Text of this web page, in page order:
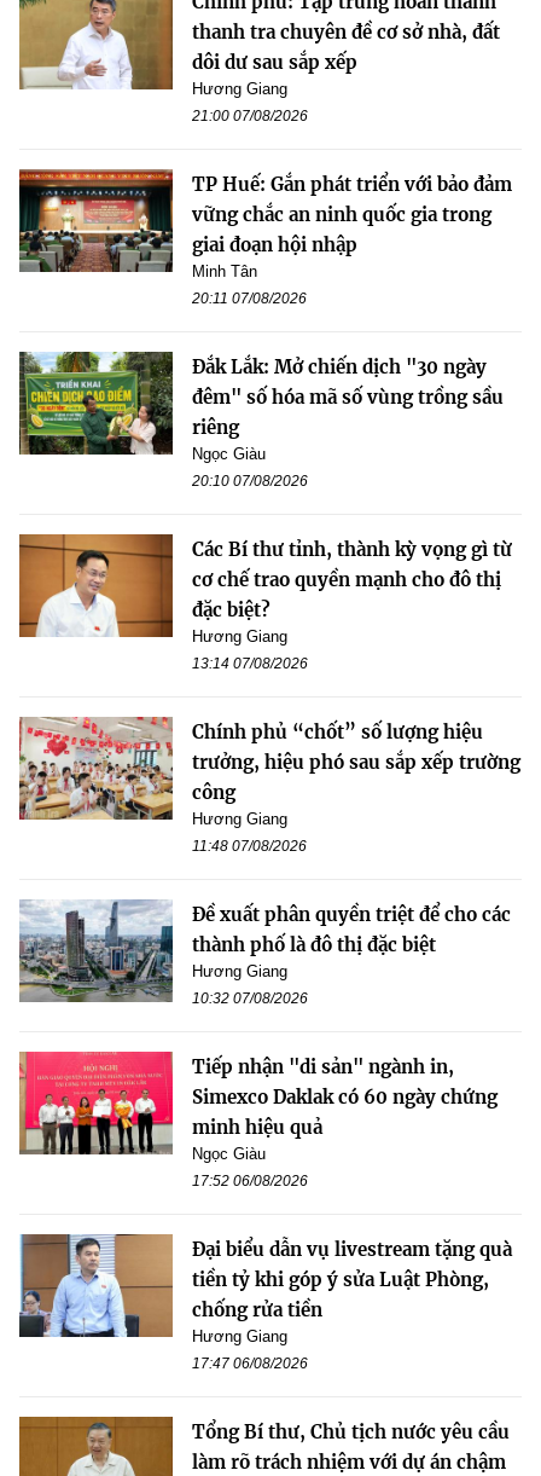
thanh tra chuyên đề cơ sở nhà, đất
dôi dư sau sắp xếp
Hương Giang
21:00 07/08/2026
TP Huế: Gắn phát triển với bảo đảm
vững chắc an ninh quốc gia trong
giai đoạn hội nhập
Minh Tân
20:11 07/08/2026
Đắk Lắk: Mở chiến dịch "30 ngày
đêm" số hóa mã số vùng trồng sầu
riêng
Ngọc Giàu
20:10 07/08/2026
Các Bí thư tỉnh, thành kỳ vọng gì từ
cơ chế trao quyền mạnh cho đô thị
đặc biệt?
Hương Giang
13:14 07/08/2026
Chính phủ “chốt” số lượng hiệu
trưởng, hiệu phó sau sắp xếp trường
công
Hương Giang
11:48 07/08/2026
Đề xuất phân quyền triệt để cho các
thành phố là đô thị đặc biệt
Hương Giang
10:32 07/08/2026
Tiếp nhận "di sản" ngành in,
Simexco Daklak có 60 ngày chứng
minh hiệu quả
Ngọc Giàu
17:52 06/08/2026
Đại biểu dẫn vụ livestream tặng quà
tiền tỷ khi góp ý sửa Luật Phòng,
chống rửa tiền
Hương Giang
17:47 06/08/2026
Tổng Bí thư, Chủ tịch nước yêu cầu
làm rõ trách nhiệm với dự án chậm